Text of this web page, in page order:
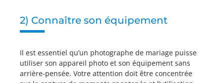
2) Connaître son équipement
Il est essentiel qu’un photographe de mariage puisse
utiliser son appareil photo et son équipement sans
arrière-pensée. Votre attention doit être concentrée